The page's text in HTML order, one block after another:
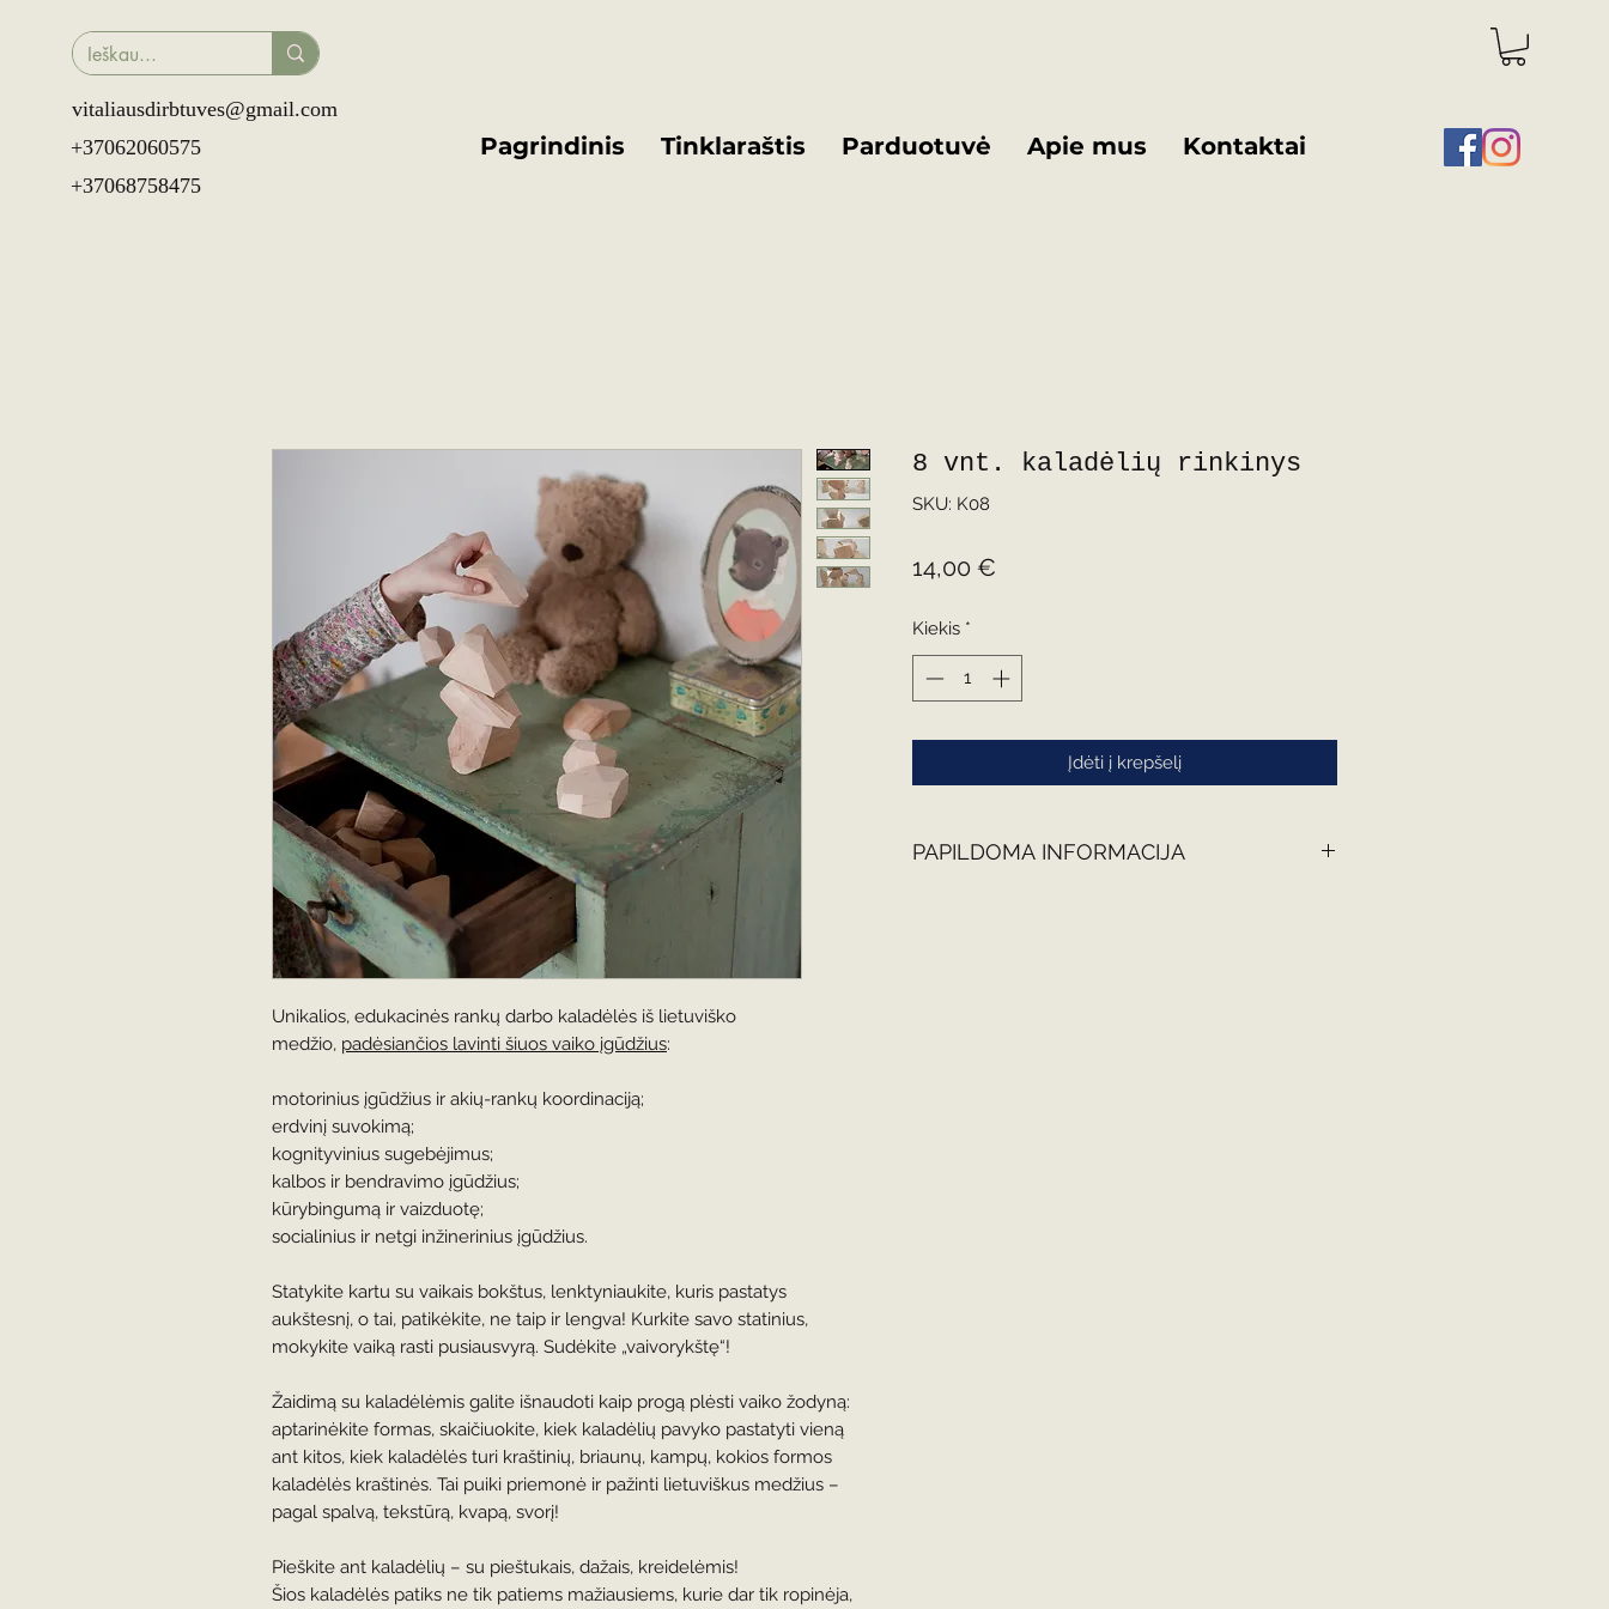
vitaliausdirbtuves@gmail.com
+37062060575
+37068758475
Pagrindinis Tinklaraštis Parduotuvė Apie mus Kontaktai
Unikalios, edukacinės rankų darbo kaladėlės iš lietuviško
medžio, padėsiančios lavinti šiuos vaiko įgūdžius:
motorinius įgūdžius ir akių-rankų koordinaciją;
erdvinį suvokimą;
kognityvinius sugebėjimus;
kalbos ir bendravimo įgūdžius;
kūrybingumą ir vaizduotę;
socialinius ir netgi inžinerinius įgūdžius.
Statykite kartu su vaikais bokštus, lenktyniaukite, kuris pastatys
aukštesnį, o tai, patikėkite, ne taip ir lengva! Kurkite savo statinius,
mokykite vaiką rasti pusiausvyrą. Sudėkite „vaivorykštę“!
Žaidimą su kaladėlėmis galite išnaudoti kaip progą plėsti vaiko žodyną:
aptarinėkite formas, skaičiuokite, kiek kaladėlių pavyko pastatyti vieną
ant kitos, kiek kaladėlės turi kraštinių, briaunų, kampų, kokios formos
kaladėlės kraštinės. Tai puiki priemonė ir pažinti lietuviškus medžius –
pagal spalvą, tekstūrą, kvapą, svorį!
Pieškite ant kaladėlių – su pieštukais, dažais, kreidelėmis!
Šios kaladėlės patiks ne tik patiems mažiausiems, kurie dar tik ropinėja,
8 vnt. kaladėlių rinkinys
SKU: K08
14,00 €
Kiekis *
Įdėti į krepšelį
PAPILDOMA INFORMACIJA